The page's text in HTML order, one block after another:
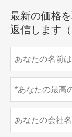
最新の価格
返信します（